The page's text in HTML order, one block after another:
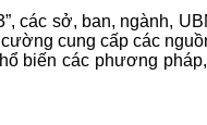
các sở, ban, ngành,
cung cấp các
biến các phương